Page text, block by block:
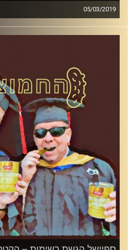
05/03/2019
פרופסור בועז בן-דוד
על כתב אישום
קרדיט תמונות:AudioVersity